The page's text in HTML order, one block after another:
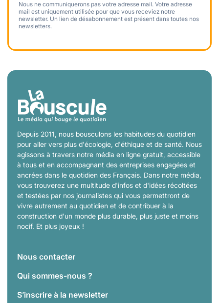
Nous ne communiquerons pas votre adresse mail. Votre adresse
mail est uniquement utilisée pour que vous receviez notre
newsletter. Un lien de désabonnement est présent dans toutes nos
newsletters.
Depuis 2011, nous bousculons les habitudes du quotidien
pour aller vers plus d'écologie, d'éthique et de santé. Nous
agissons à travers notre média en ligne gratuit, accessible
à tous et en accompagnant des entreprises engagées et
ancrées dans le quotidien des Français. Dans notre média,
vous trouverez une multitude d'infos et d'idées récoltées
et testées par nos journalistes qui vous permettront de
vivre autrement au quotidien et de contribuer à la
construction d'un monde plus durable, plus juste et moins
nocif. Et plus joyeux !
Nous contacter
Qui sommes-nous ?
S’inscrire à la newsletter